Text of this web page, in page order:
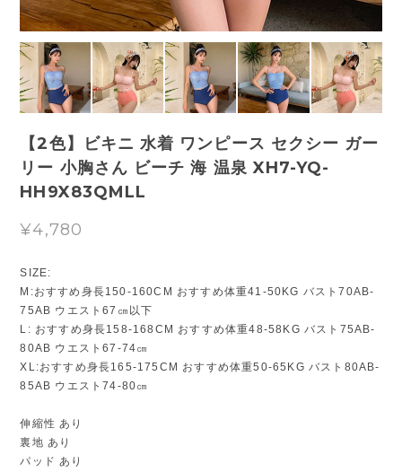
【2色】ビキニ 水着 ワンピース セクシー ガー
リー 小胸さん ビーチ 海 温泉 XH7-YQ-
HH9X83QMLL
¥4,780
SIZE:
M:おすすめ身長150-160CM おすすめ体重41-50KG バスト70AB-
75AB ウエスト67㎝以下
L: おすすめ身長158-168CM おすすめ体重48-58KG バスト75AB-
80AB ウエスト67-74㎝
XL:おすすめ身長165-175CM おすすめ体重50-65KG バスト80AB-
85AB ウエスト74-80㎝
伸縮性 あり
裏地 あり
パッド あり